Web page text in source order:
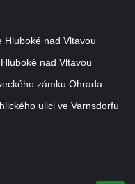
v
Hluboké nad Vltavou
nad Vltavou
zámku Ohrada
ulici ve Varnsdorfu